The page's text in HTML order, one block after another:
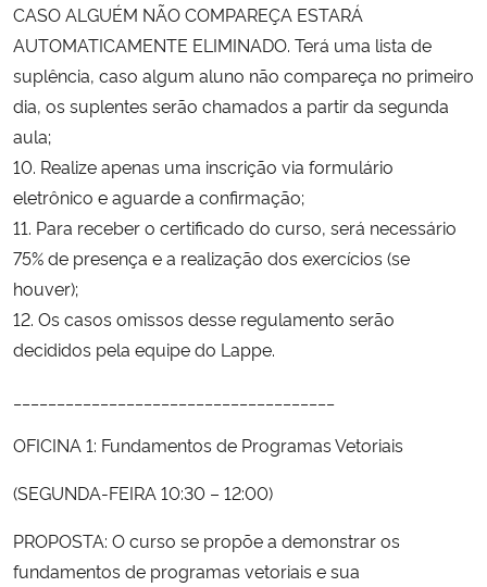
CASO ALGUÉM NÃO COMPAREÇA ESTARÁ
AUTOMATICAMENTE ELIMINADO. Terá uma lista de
suplência, caso algum aluno não compareça no primeiro
dia, os suplentes serão chamados a partir da segunda
aula;
10. Realize apenas uma inscrição via formulário
eletrônico e aguarde a confirmação;
11. Para receber o certificado do curso, será necessário
75% de presença e a realização dos exercícios (se
houver);
12. Os casos omissos desse regulamento serão
decididos pela equipe do Lappe.
OFICINA 1: Fundamentos de Programas Vetoriais
(SEGUNDA-FEIRA 10:30 – 12:00)
PROPOSTA: O curso se propõe a demonstrar os
fundamentos de programas vetoriais e sua